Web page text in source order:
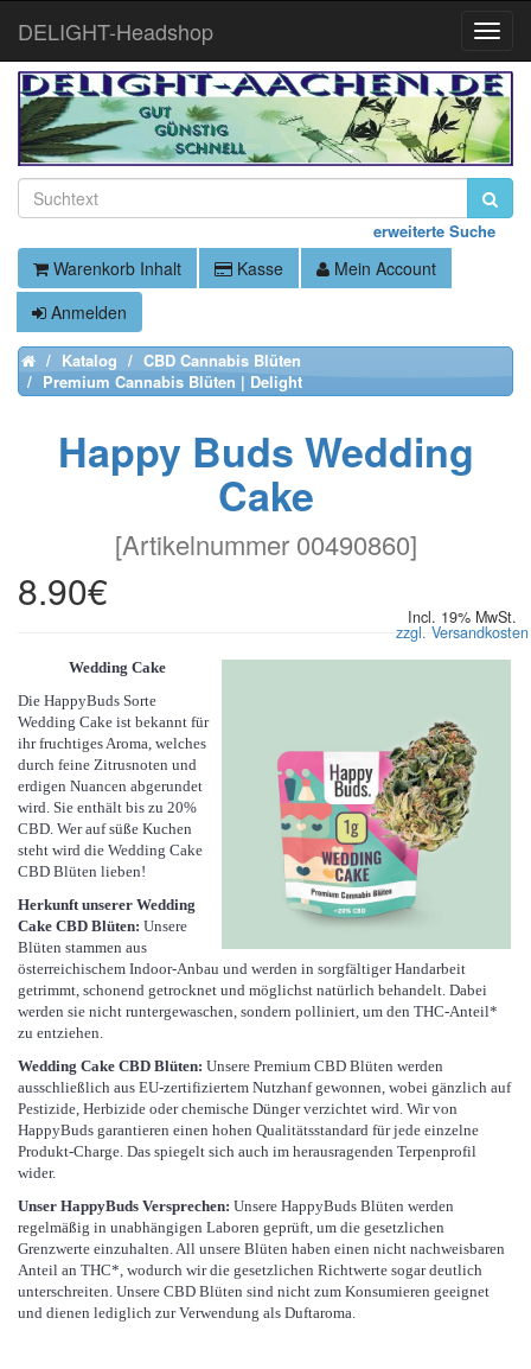
erweiterte Suche
Warenkorb Inhalt Kasse
Mein Account
Anmelden
HomeKatalog
CBD Cannabis Blüten
Premium Cannabis Blüten | Delight
Happy Buds Wedding
Cake
[Artikelnummer 00490860]
8.90€
Incl. 19% MwSt.
zzgl. Versandkosten
Wedding Cake
Die HappyBuds Sorte
Wedding Cake ist bekannt für
ihr fruchtiges Aroma, welches
durch feine Zitrusnoten und
erdigen Nuancen abgerundet
wird. Sie enthält bis zu 20%
CBD. Wer auf süße Kuchen
steht wird die Wedding Cake
CBD Blüten lieben!
Herkunft unserer Wedding
Cake CBD Blüten: Unsere
Blüten stammen aus
österreichischem Indoor-Anbau und werden in sorgfältiger Handarbeit
getrimmt, schonend getrocknet und möglichst natürlich behandelt. Dabei
werden sie nicht runtergewaschen, sondern polliniert, um den THC-Anteil*
zu entziehen.
Wedding Cake CBD Blüten: Unsere Premium CBD Blüten werden
ausschließlich aus EU-zertifiziertem Nutzhanf gewonnen, wobei gänzlich auf
Pestizide, Herbizide oder chemische Dünger verzichtet wird. Wir von
HappyBuds garantieren einen hohen Qualitätsstandard für jede einzelne
Produkt-Charge. Das spiegelt sich auch im herausragenden Terpenprofil
wider.
Unser HappyBuds Versprechen: Unsere HappyBuds Blüten werden
regelmäßig in unabhängigen Laboren geprüft, um die gesetzlichen
Grenzwerte einzuhalten. All unsere Blüten haben einen nicht nachweisbaren
Anteil an THC*, wodurch wir die gesetzlichen Richtwerte sogar deutlich
unterschreiten. Unsere CBD Blüten sind nicht zum Konsumieren geeignet
und dienen lediglich zur Verwendung als Duftaroma.
Toggle
DELIGHT-Headshop